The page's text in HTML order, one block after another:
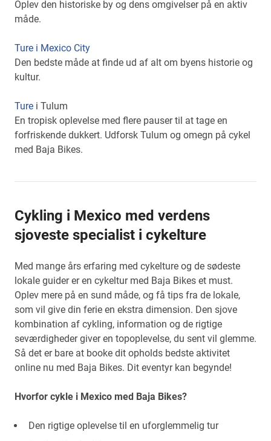
Oplev den historiske by og dens omgivelser på en aktiv
måde.
Ture i Mexico City
Den bedste måde at finde ud af alt om byens historie og
kultur.
Ture i Tulum
En tropisk oplevelse med flere pauser til at tage en
forfriskende dukkert. Udforsk Tulum og omegn på cykel
med Baja Bikes.
Cykling i Mexico med verdens
sjoveste specialist i cykelture
Med mange års erfaring med cykelture og de sødeste
lokale guider er en cykeltur med Baja Bikes et must.
Oplev mere på en sund måde, og få tips fra de lokale,
som vil give din ferie en ekstra dimension. Den sjove
kombination af cykling, information og de rigtige
seværdigheder giver en topoplevelse, du sent vil glemme.
Så det er bare at booke dit opholds bedste aktivitet
online nu med Baja Bikes. Dit eventyr kan begynde!
Hvorfor cykle i Mexico med Baja Bikes?
Den rigtige oplevelse til en uforglemmelig tur